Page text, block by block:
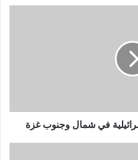
في شمال وجنوب غزة